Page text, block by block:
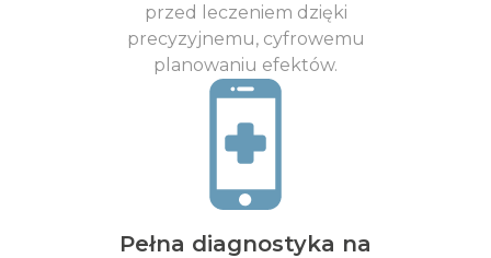
przed leczeniem dzięki
precyzyjnemu, cyfrowemu
planowaniu efektów.
Pełna diagnostyka na